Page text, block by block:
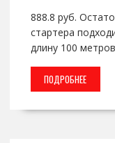
888.8 руб.
стартера
длину 100
ПОДРОБНЕЕ